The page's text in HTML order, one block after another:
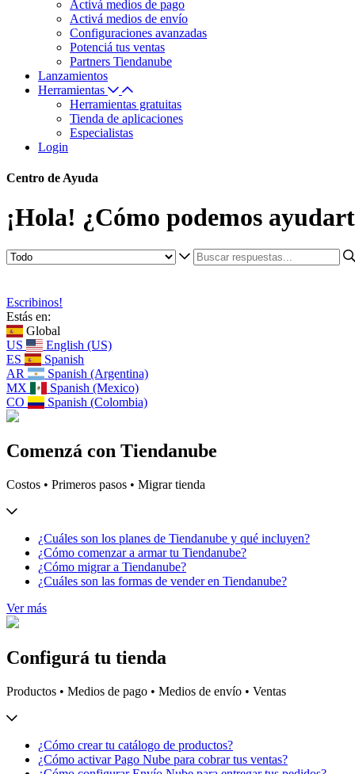
Activá medios de pago
Activá medios de envío
Configuraciones avanzadas
Potenciá tus ventas
Partners Tiendanube
Lanzamientos
Herramientas
Herramientas gratuitas
Tienda de aplicaciones
Especialistas
Login
Centro de Ayuda
¡Hola! ¿Cómo podemos
Escribinos!
Estás en:
Global
US
English (US)
ES
Spanish
AR
Spanish (Argentina)
MX
Spanish (Mexico)
CO
Spanish (Colombia)
Comenzá con Tiendanube
Costos • Primeros pasos • Migrar tienda
¿Cuáles son los planes de Tiendanube y qué incluyen?
¿Cómo comenzar a armar tu Tiendanube?
¿Cómo migrar a Tiendanube?
¿Cuáles son las formas de vender en Tiendanube?
Ver más
Configurá tu tienda
Productos • Medios de pago • Medios de envío • Ventas
¿Cómo crear tu catálogo de productos?
¿Cómo activar Pago Nube para cobrar tus ventas?